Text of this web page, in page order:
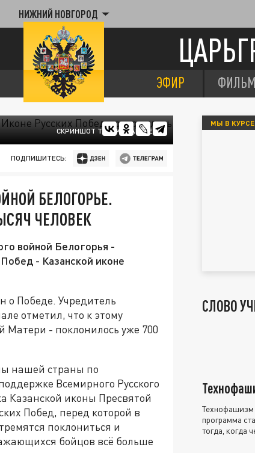
НИЖНИЙ НОВГОРОД
ЭФИР
СКРИНШОТ T.ME/KVMALOFEEV
ПОДПИШИТЕСЬ:
БЕЛОГОРЬЕ.
ЧЕЛОВЕК
войной Белогорья -
- Казанской иконе
о Победе. Учредитель
отметил, что к этому
Матери - поклонилось уже 700
нашей страны по
Всемирного Русского
Казанской иконы Пресвятой
Побед, перед которой в
поклониться и
бойцов всё больше
МЫ В КУРСЕ
СЛОВО
Технофашизм
программа
тогда, когда